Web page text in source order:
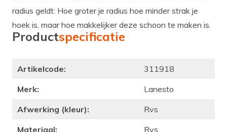
radius geldt: Hoe groter je radius hoe minder strak je
hoek is, maar hoe makkelijker deze schoon te maken is.
Productspecificatie
Artikelcode:
311918
Merk:
Lanesto
Afwerking (kleur):
Rvs
Materiaal:
Rvs